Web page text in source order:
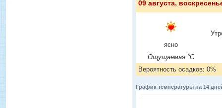
09 августа,
ясно
Ощущаемая °C
Вероятность осадков: 0%
График температуры на 14